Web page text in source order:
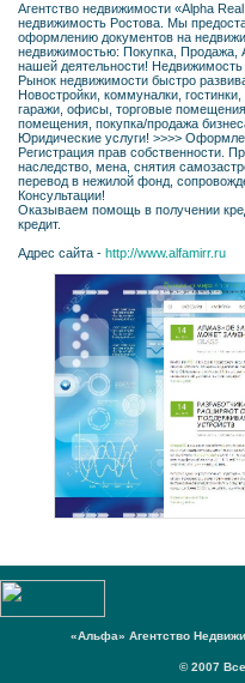
Агентство недвижимости «Alpha
недвижимость Ростова. Мы
оформлению документов на
недвижимостью: Покупка, Продажа,
нашей деятельности! Недвижимость
Рынок недвижимости быстро
Новостройки, коммуналки,
гаражи, офисы, торговые
помещения, покупка/продажа
Юридические услуги! >>>>
Регистрация прав собственности.
наследство, мена, снятия
перевод в нежилой фонд,
Консультации!
Оказываем помощь в получении
кредит.
Адрес сайта - http://www.alfamirr.ru
«Альфа» Агентство
© 2007